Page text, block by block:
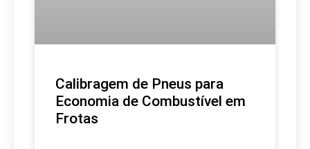
Calibragem de Pneus para
Economia de Combustível em
Frotas